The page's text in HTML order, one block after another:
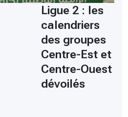
Ligue 2 : les
calendriers
des groupes
Centre-Est et
Centre-Ouest
dévoilés